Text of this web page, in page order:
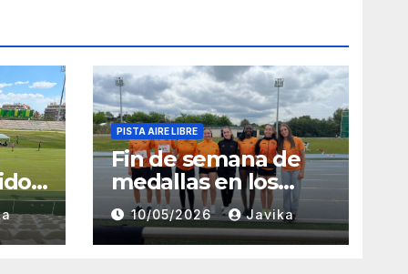
PISTA AIRE LIBRE
Fin de semana de
medallas en los
Campeonatos
Provinciales Sub-14
y Sub-16
10/05/2026 Javika